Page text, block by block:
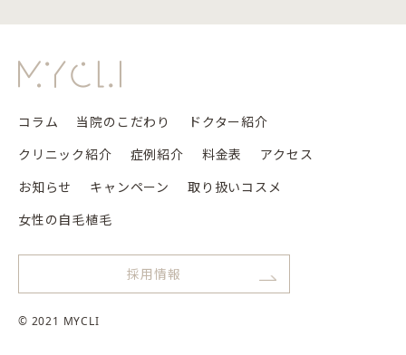
コラム 当院のこだわり
ドクター紹介
クリニック紹介
症例紹介 料金表
アクセス
お知らせ
キャンペーン
取り扱いコスメ
女性の自毛植毛
採用情報
© 2021 MYCLI